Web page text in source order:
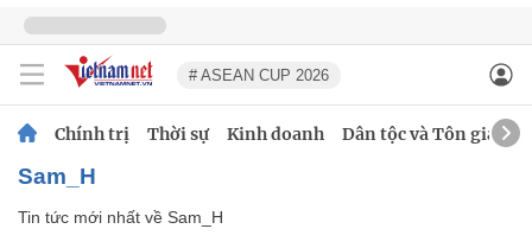
# ASEAN CUP 2026
Chính trị Thời sự Kinh doanh Dân tộc và Tôn giáo
Sam_H
Tin tức mới nhất về Sam_H